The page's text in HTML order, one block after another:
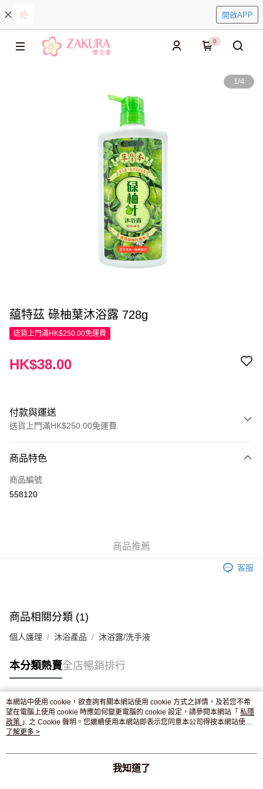
開啟APP
0
1/4
藴特茲 碌柚葉沐浴露 728g
送貨上門滿HK$250.00免運費
HK$38.00
付款與運送
送貨上門滿HK$250.00免運費
信用卡
Apple Pay
付款後門市自取，訂單確認後2-4個工作天到店，7天內取。逾期後
商品特色
商品編號
558120
商品推薦
客服
商品相關分類 (1)
個人護理 沐浴產品 沐浴露/洗手液
本分類熱賣全店暢銷排行
熱門標籤
熱銷排行
本網站中使用 cookie，欲查詢有關本網站使用 cookie 方式之詳情，及若您不希
望在電腦上使用 cookie 時應如何變更電腦的 cookie 設定，請參閱本網站「 私隱
政策 」之 Cookie 聲明。您繼續使用本網站即表示您同意本公司得按本網站使用
條款之 Cookie 聲明使用 cookie。
了解更多 >
我知道了